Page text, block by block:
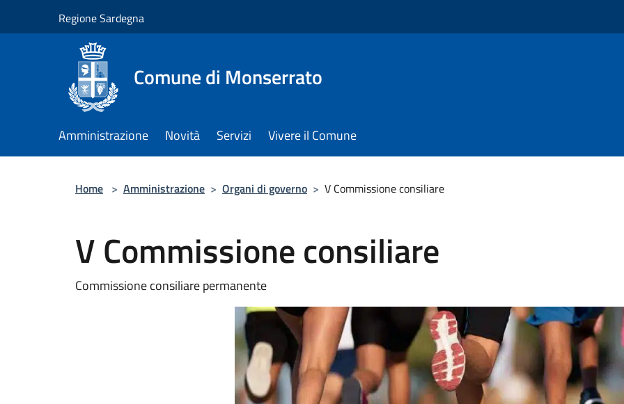
Regione Sardegna
Comune di Monserrato
Amministrazione Novità Servizi Vivere il Comune
Home > Amministrazione > Organi di governo > V Commissione consiliare
V Commissione consiliare
Commissione consiliare permanente